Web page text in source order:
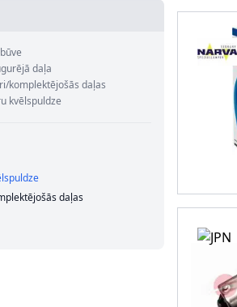
daļa
komplektējošās daļas
kvēlspuldze
daļas